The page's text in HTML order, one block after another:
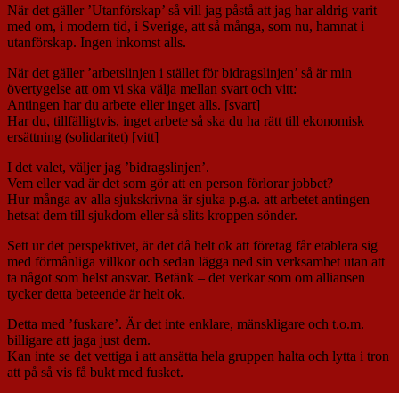
När det gäller ’Utanförskap’ så vill jag påstå att jag har aldrig varit
med om, i modern tid, i Sverige, att så många, som nu, hamnat i
utanförskap. Ingen inkomst alls.
När det gäller ’arbetslinjen i stället för bidragslinjen’ så är min
övertygelse att om vi ska välja mellan svart och vitt:
Antingen har du arbete eller inget alls. [svart]
Har du, tillfälligtvis, inget arbete så ska du ha rätt till ekonomisk
ersättning (solidaritet) [vitt]
I det valet, väljer jag ’bidragslinjen’.
Vem eller vad är det som gör att en person förlorar jobbet?
Hur många av alla sjukskrivna är sjuka p.g.a. att arbetet antingen
hetsat dem till sjukdom eller så slits kroppen sönder.
Sett ur det perspektivet, är det då helt ok att företag får etablera sig
med förmånliga villkor och sedan lägga ned sin verksamhet utan att
ta något som helst ansvar. Betänk – det verkar som om alliansen
tycker detta beteende är helt ok.
Detta med ’fuskare’. Är det inte enklare, mänskligare och t.o.m.
billigare att jaga just dem.
Kan inte se det vettiga i att ansätta hela gruppen halta och lytta i tron
att på så vis få bukt med fusket.